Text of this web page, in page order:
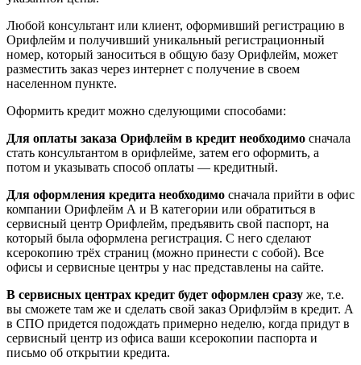
Любой консультант или клиент, оформивший регистрацию в
Орифлейм и получивший уникальный регистрационный
номер, который заноситься в общую базу Орифлейм, может
разместить заказ через интернет с получение в своем
населенном пункте.
Оформить кредит можно сделующими способами:
Для оплаты заказа Орифлейм в кредит необходимо сначала
стать консультантом в орифлейме, затем его оформить, а
потом и указывать способ оплаты — кредитный.
Для оформления кредита необходимо сначала прийти в офис
компании Орифлейм А и В категории или обратиться в
сервисный центр Орифлейм, предъявить свой паспорт, на
который была оформлена регистрация. С него сделают
ксерокопию трёх страниц (можно принести с собой). Все
офисы и сервисные центры у нас представлены на сайте.
В сервисных центрах кредит будет оформлен сразу же, т.е.
вы сможете там же и сделать свой заказ Орифлэйм в кредит. А
в СПО придется подождать примерно неделю, когда придут в
сервисный центр из офиса ваши ксерокопии паспорта и
письмо об открытии кредита.